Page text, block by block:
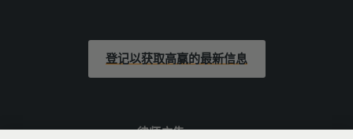
登记以获取高赢的最新信息
律师广告